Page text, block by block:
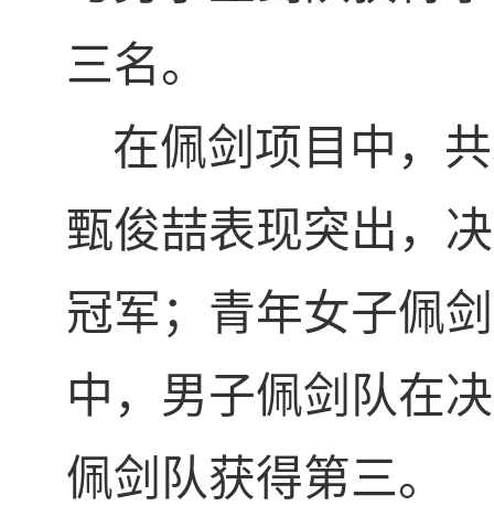
三名。
在佩剑项目中，
甄俊喆表现突出，
冠军；青年女子佩
中，男子佩剑队在
佩剑队获得第三。